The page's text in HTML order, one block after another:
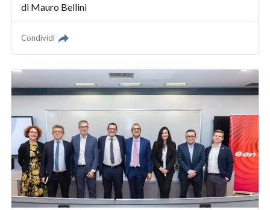
di Mauro Bellini
Condividi